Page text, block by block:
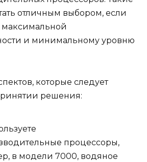
отличным выбором, если
максимальной
и минимальному уровню
которые следует
решения:
процессоры,
в модели 7000, водяное